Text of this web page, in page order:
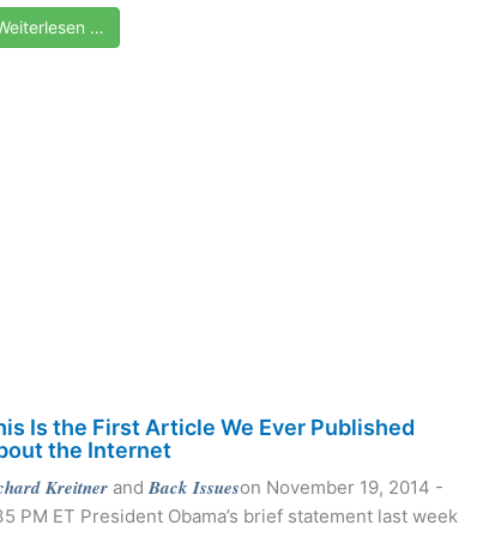
…
Is the First Article We Ever Published
the Internet
Kreitner andBack Issueson November 19, 2014 -
PM ET President Obama’s brief statement last week